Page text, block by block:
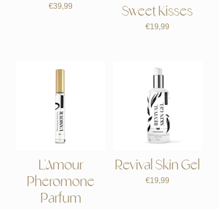
€39,99 Sweet Kisses
€19,99
L’Amour
Pheromone
Parfum
Revival Skin Gel
€19,99